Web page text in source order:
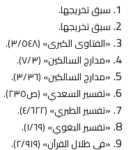
سبق تخريجها.
سبق تخريجها.
«الفتاوى الكبرى» (٣/٥٤٨).
«مدارج السالكين» (٧/٣).
«مدارج السالكين» (٣/٣٦).
«تفسير السعدي» (ص٢٣٥).
«تفسير الطبري» (٤/٦٢٢).
«تفسير البغوي» (١/٦٩).
«في ظلال القرآن» (٢/٩١٩).